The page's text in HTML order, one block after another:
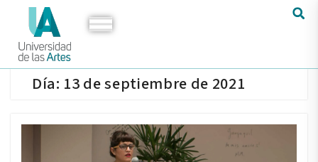
Día: 13 de septiembre de 2021